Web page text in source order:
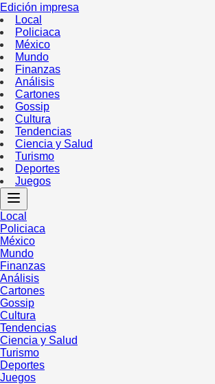
Edición impresa
Local
Policiaca
México
Mundo
Finanzas
Análisis
Cartones
Gossip
Cultura
Tendencias
Ciencia y Salud
Turismo
Deportes
Juegos
Local
Policiaca
México
Mundo
Finanzas
Análisis
Cartones
Gossip
Cultura
Tendencias
Ciencia y Salud
Turismo
Deportes
Juegos